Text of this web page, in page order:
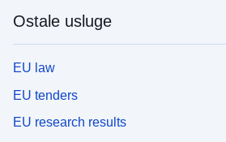
Ostale usluge
EU law
EU tenders
EU research results